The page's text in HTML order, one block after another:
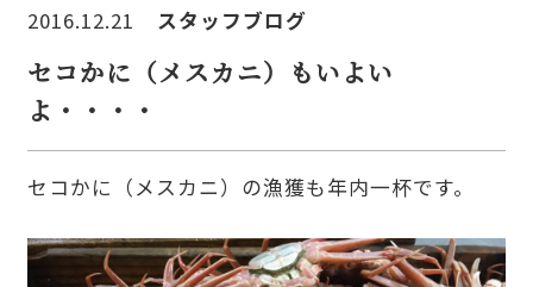
2016.12.21 スタッフブログ
セコかに（メスカニ）もいよい
よ・・・・
セコかに（メスカニ）の漁獲も年内一杯です。